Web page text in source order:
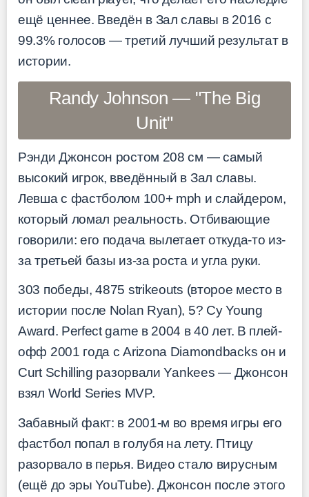
ещё ценнее. Введён в Зал славы в 2016 с
99.3% голосов — третий лучший результат в
истории.
Randy Johnson — "The Big
Unit"
Рэнди Джонсон ростом 208 см — самый
высокий игрок, введённый в Зал славы.
Левша с фастболом 100+ mph и слайдером,
который ломал реальность. Отбивающие
говорили: его подача вылетает откуда-то из-
за третьей базы из-за роста и угла руки.
303 победы, 4875 strikeouts (второе место в
истории после Nolan Ryan), 5? Cy Young
Award. Perfect game в 2004 в 40 лет. В плей-
офф 2001 года с Arizona Diamondbacks он и
Curt Schilling разорвали Yankees — Джонсон
взял World Series MVP.
Забавный факт: в 2001-м во время игры его
фастбол попал в голубя на лету. Птицу
разорвало в перья. Видео стало вирусным
(ещё до эры YouTube). Джонсон после этого